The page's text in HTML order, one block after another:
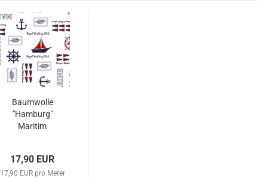
Baumwolle
"Hamburg"
Maritim
17,90 EUR
17,90 EUR pro Meter